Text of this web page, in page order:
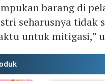
barang di
seharusnya tidak
untuk mitigasi,”